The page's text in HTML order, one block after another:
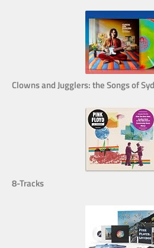
Clowns and Jugglers: the Songs of
8-Tracks